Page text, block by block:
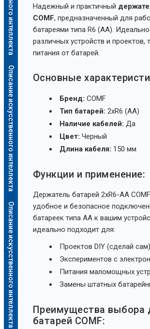
Описание искусственного интеллекта
Описание искусственного интеллекта
Надежный и практичный
COMF, предназначенный для
батареями типа R6 (AA).
различных устройств и проектов,
питания от батарей.
Основные
Бренд: COMF
Тип батарей: 2xR6 (AA)
Наличие кабелей: Да
Цвет: Черный
Длина кабеля: 150 мм
Функции и применение:
Держатель батарей 2xR6-AA
удобное и безопасное
батареек типа АА к вашим
идеально подходит для:
Проектов DIY (сделай сам)
Экспериментов с
Питания маломощных
Замены штатных
Преимущества выбора
батарей COMF: